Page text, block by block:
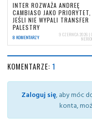
INTER ROZWAŻA ANDREĘ
CAMBIASO JAKO PRIORYTET,
JEŚLI NIE WYPALI TRANSFER
PALESTRY
8 KOMENTARZY 9 CZERWCA 2026 |
KOMENTARZE: 1
Zaloguj się, aby móc
konta,